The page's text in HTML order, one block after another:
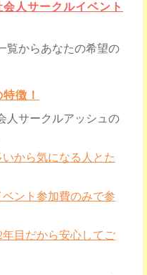
会人サークルイベント
覧からあなたの希望の
徴！
人サークルアッシュの
から気になる人とた
ント参加費のみで参
目だから安心してご